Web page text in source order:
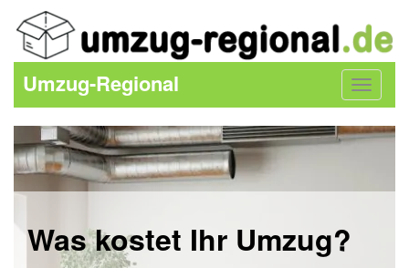
Toggle
Umzug-Regional
Was kostet Ihr Umzug?